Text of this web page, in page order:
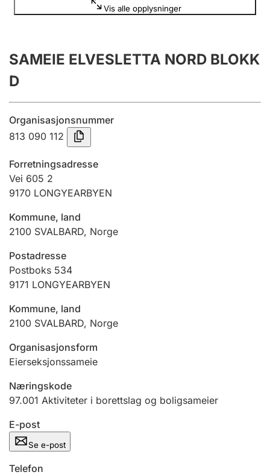
Tinglysing
Jeger
Betaling og jegeravgiftskort
Ektepaktveileder
Offentlig sektor
Andre tema
Vis alle opplysninger
SAMEIE ELVESLETTA NORD BLOKK
D
Organisasjonsnummer
813 090 112
Forretningsadresse
Vei 605 2
9170 LONGYEARBYEN
Kommune, land
2100 SVALBARD, Norge
Postadresse
Postboks 534
9171 LONGYEARBYEN
Kommune, land
2100 SVALBARD, Norge
Organisasjonsform
Eierseksjonssameie
Næringskode
97.001 Aktiviteter i borettslag og boligsameier
E-post
Se e-post
Telefon